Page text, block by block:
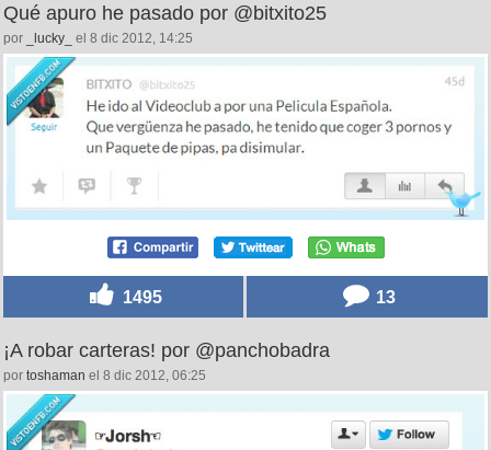
Qué apuro he pasado por @bitxito25
por _lucky_ el 8 dic 2012, 14:25
1495 13
¡A robar carteras! por @panchobadra
por toshaman el 8 dic 2012, 06:25